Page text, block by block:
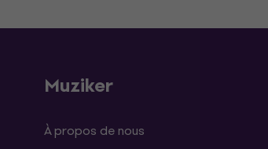
Muziker
À propos de nous